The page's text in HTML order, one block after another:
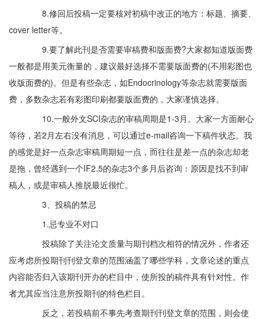
8.修回后投稿一定要核对初稿中改正的地方：标题、摘要、
cover letter等。
9.要了解此刊是否需要审稿费和版面费?大家都知道版面费
一般都是用美元衡量的，建议最好选择不需要版面费的(不用彩图也
收版面费的)。但是有些杂志，如Endocrinology等杂志就需要版面
费，多数杂志若有彩图印刷都要版面费的，大家谨慎选择。
10.一般外文SCI杂志的审稿周期是1-3月。大家一方面耐心
等待，若2月左右没有消息，可以通过e-mail咨询一下稿件状态。我
的感觉是好一点杂志审稿周期短一点，而往往是差一点的杂志却老
是拖，曾经遇到一个IF2.5的杂志3个多月后咨询：原因是找不到审
稿人，或是审稿人推脱最近很忙。
3、投稿的禁忌
1.忌专业不对口
投稿除了关注论文质量与期刊档次相符的情况外，作者还
应考虑所投期刊刊登文章的范围涵盖了哪些学科，文章论述的重点
内容能否归入该期刊开办的栏目中，使所投的稿件具有针对性。作
者尤其应当注意所投期刊的特色栏目。
反之，若投稿前不事先考查期刊刊登文章的范围，则会使